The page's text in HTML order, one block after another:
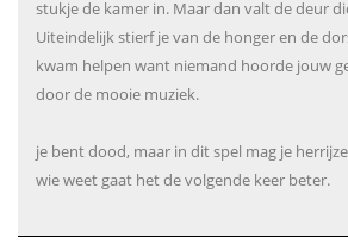
stukje de kamer in. Maar dan valt de deur
Uiteindelijk stierf je van de honger en de
kwam helpen want niemand hoorde jouw
door de mooie muziek.
je bent dood, maar in dit spel mag je
wie weet gaat het de volgende keer beter.